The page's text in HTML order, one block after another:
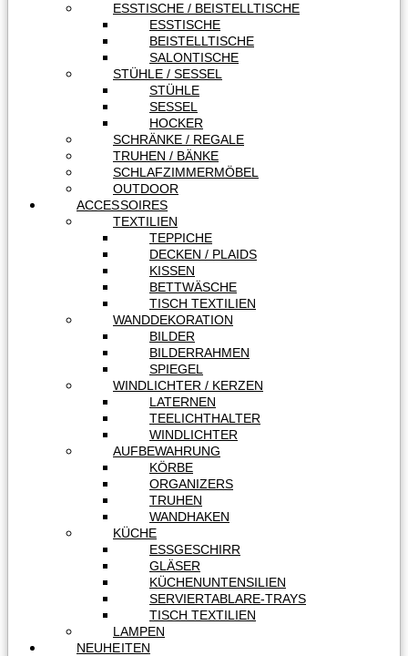
ESSTISCHE / BEISTELLTISCHE
ESSTISCHE
BEISTELLTISCHE
SALONTISCHE
STÜHLE / SESSEL
STÜHLE
SESSEL
HOCKER
SCHRÄNKE / REGALE
TRUHEN / BÄNKE
SCHLAFZIMMERMÖBEL
OUTDOOR
ACCESSOIRES
TEXTILIEN
TEPPICHE
DECKEN / PLAIDS
KISSEN
BETTWÄSCHE
TISCH TEXTILIEN
WANDDEKORATION
BILDER
BILDERRAHMEN
SPIEGEL
WINDLICHTER / KERZEN
LATERNEN
TEELICHTHALTER
WINDLICHTER
AUFBEWAHRUNG
KÖRBE
ORGANIZERS
TRUHEN
WANDHAKEN
KÜCHE
ESSGESCHIRR
GLÄSER
KÜCHENUNTENSILIEN
SERVIERTABLARE-TRAYS
TISCH TEXTILIEN
LAMPEN
NEUHEITEN